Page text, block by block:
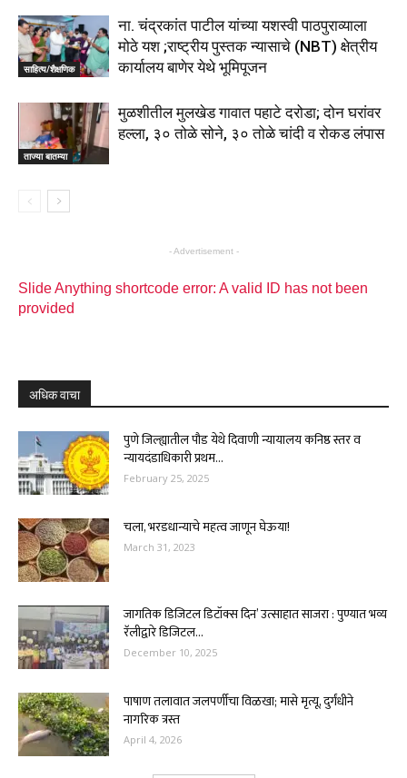
साहित्य/शैक्षणिक
ना. चंद्रकांत पाटील यांच्या यशस्वी पाठपुराव्याला
मोठे यश ;राष्ट्रीय पुस्तक न्यासाचे (NBT) क्षेत्रीय
कार्यालय बाणेर येथे भूमिपूजन
ताज्या बातम्या
मुळशीतील मुलखेड गावात पहाटे दरोडा; दोन घरांवर
हल्ला, ३० तोळे सोने, ३० तोळे चांदी व रोकड लंपास
- Advertisement -
Slide Anything shortcode error: A valid ID has not been
provided
अधिक वाचा
पुणे जिल्ह्यातील पौड येथे दिवाणी न्यायालय कनिष्ठ स्तर व
न्यायदंडाधिकारी प्रथम...
February 25, 2025
चला, भरडधान्याचे महत्व जाणून घेऊया!
March 31, 2023
जागतिक डिजिटल डिटॉक्स दिन’ उत्साहात साजरा : पुण्यात भव्य
रॅलीद्वारे डिजिटल...
December 10, 2025
पाषाण तलावात जलपर्णीचा विळखा; मासे मृत्यू, दुर्गंधीने
नागरिक त्रस्त
April 4, 2026